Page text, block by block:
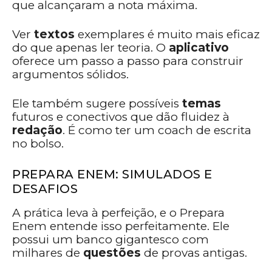
que alcançaram a nota máxima.
Ver textos exemplares é muito mais eficaz
do que apenas ler teoria. O aplicativo
oferece um passo a passo para construir
argumentos sólidos.
Ele também sugere possíveis temas
futuros e conectivos que dão fluidez à
redação. É como ter um coach de escrita
no bolso.
PREPARA ENEM: SIMULADOS E
DESAFIOS
A prática leva à perfeição, e o Prepara
Enem entende isso perfeitamente. Ele
possui um banco gigantesco com
milhares de questões de provas antigas.